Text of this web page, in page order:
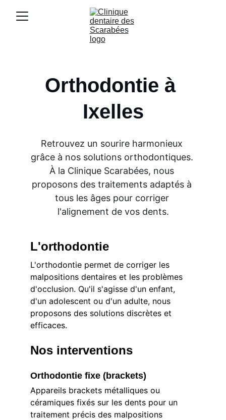
Orthodontie à
Ixelles
Retrouvez un sourire harmonieux
grâce à nos solutions orthodontiques.
À la Clinique Scarabées, nous
proposons des traitements adaptés à
tous les âges pour corriger
l'alignement de vos dents.
L'orthodontie
L'orthodontie permet de corriger les
malpositions dentaires et les problèmes
d'occlusion. Qu'il s'agisse d'un enfant,
d'un adolescent ou d'un adulte, nous
proposons des solutions discrètes et
efficaces.
Nos interventions
Orthodontie fixe (brackets)
Appareils brackets métalliques ou
céramiques fixés sur les dents pour un
traitement précis des malpositions